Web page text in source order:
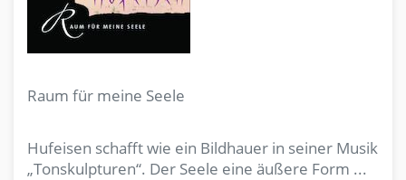
Raum für meine Seele
Hufeisen schafft wie ein Bildhauer in seiner Musik
„Tonskulpturen“. Der Seele eine äußere Form ...